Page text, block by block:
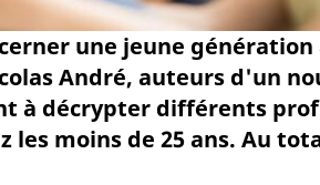
une jeune génération
André, auteurs d'un
à décrypter différents
moins de 25 ans. Au